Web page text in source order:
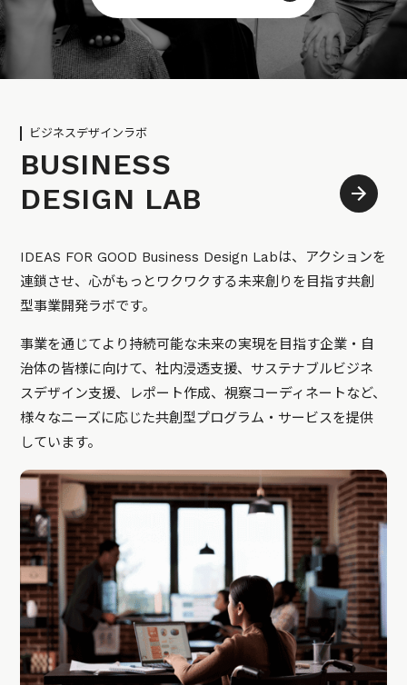
ビジネスデザインラボ
BUSINESS
DESIGN LAB
IDEAS FOR GOOD Business Design Labは、アクションを
連鎖させ、心がもっとワクワクする未来創りを目指す共創
型事業開発ラボです。
事業を通じてより持続可能な未来の実現を目指す企業・自
治体の皆様に向けて、社内浸透支援、サステナブルビジネ
スデザイン支援、レポート作成、視察コーディネートなど、
様々なニーズに応じた共創型プログラム・サービスを提供
しています。